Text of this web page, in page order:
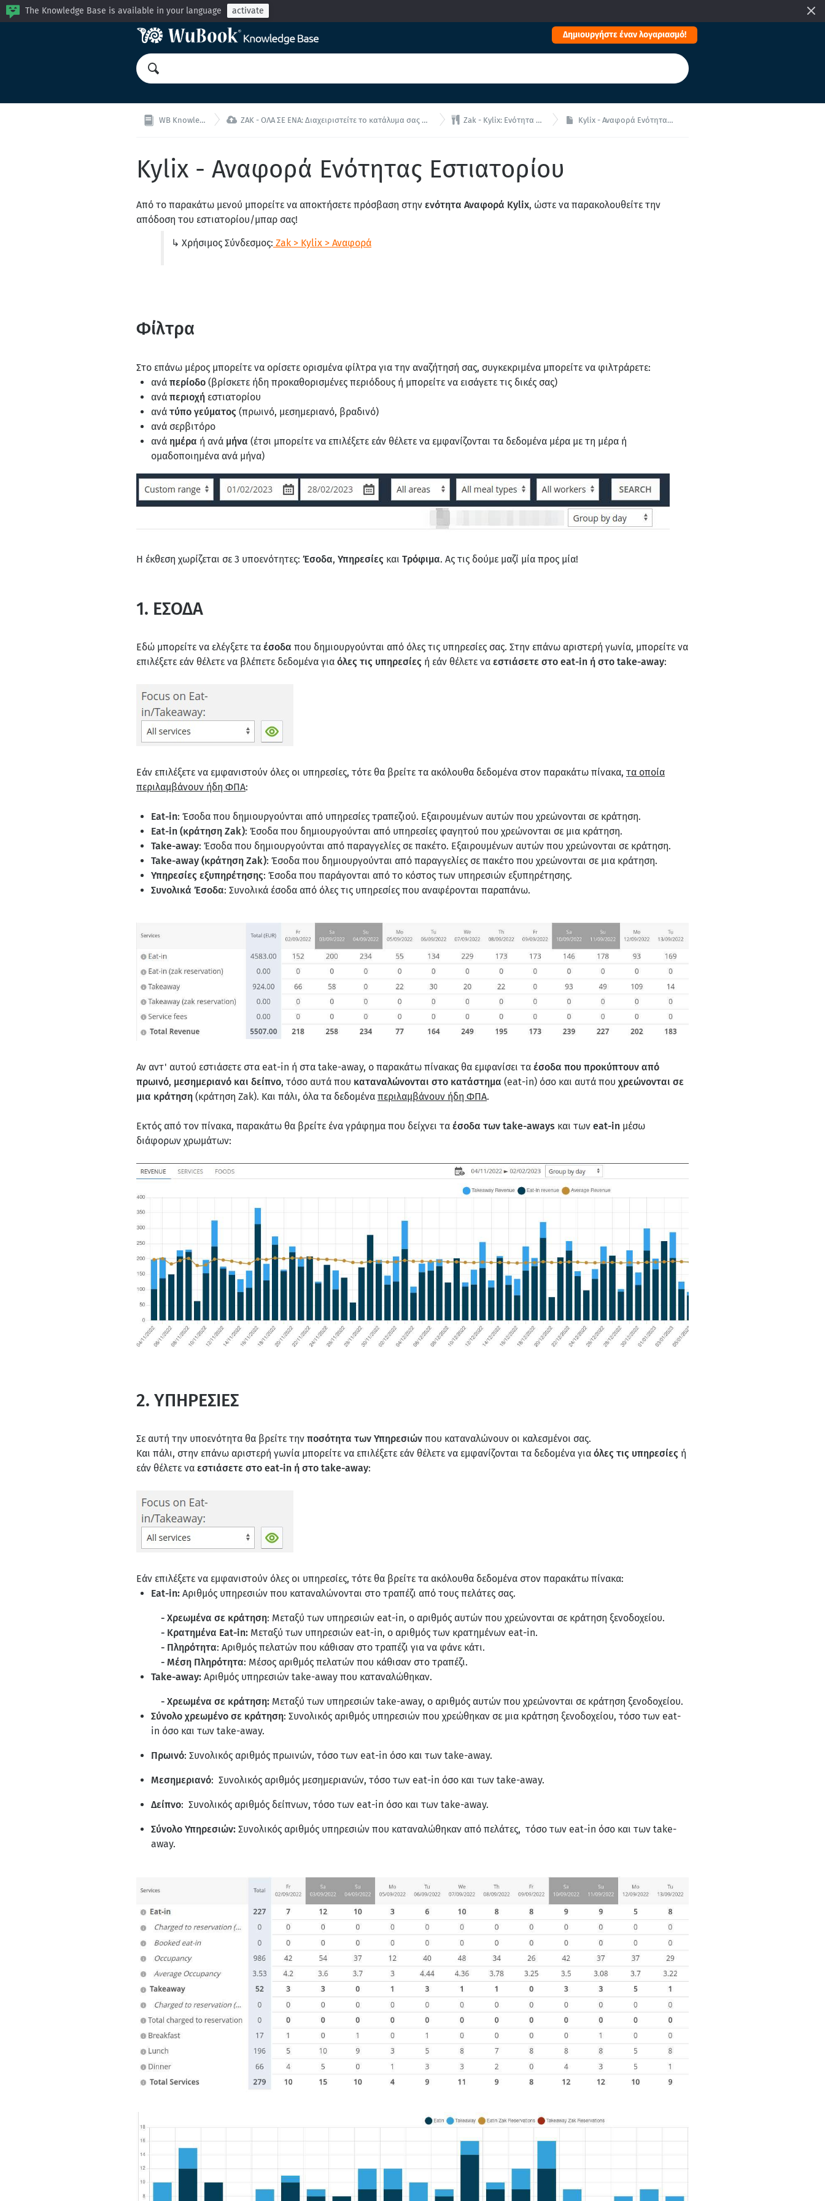
The Knowledge Base is available in your language activate
Δημιουργήστε έναν λογαριασμό!
WB Knowledge Base  ZAK - ΟΛΑ ΣΕ ΕΝΑ: Διαχειριστείτε το κατάλυμα σας από μία ενιαία διεπαφή!  Zak - Kylix: Ενότητα Εστιατορίου Kylix - Αναφορά Ενότητας Εστιατορίου
Kylix - Αναφορά Ενότητας Εστιατορίου
Από το παρακάτω μενού μπορείτε να αποκτήσετε πρόσβαση στην ενότητα Αναφορά Kylix, ώστε να παρακολουθείτε την
απόδοση του εστιατορίου/μπαρ σας!
↳ Χρήσιμος Σύνδεσμος: Zak > Kylix > Αναφορά
Φίλτρα
Στο επάνω μέρος μπορείτε να ορίσετε ορισμένα φίλτρα για την αναζήτησή σας, συγκεκριμένα μπορείτε να φιλτράρετε:
ανά περίοδο (βρίσκετε ήδη προκαθορισμένες περιόδους ή μπορείτε να εισάγετε τις δικές σας)
ανά περιοχή εστιατορίου
ανά τύπο γεύματος (πρωινό, μεσημεριανό, βραδινό)
ανά σερβιτόρο
ανά ημέρα ή ανά μήνα (έτσι μπορείτε να επιλέξετε εάν θέλετε να εμφανίζονται τα δεδομένα μέρα με τη μέρα ή
ομαδοποιημένα ανά μήνα)
Η έκθεση χωρίζεται σε 3 υποενότητες: Έσοδα, Υπηρεσίες και Τρόφιμα. Ας τις δούμε μαζί μία προς μία!
1. ΕΣΟΔΑ
Εδώ μπορείτε να ελέγξετε τα έσοδα που δημιουργούνται από όλες τις υπηρεσίες σας. Στην επάνω αριστερή γωνία, μπορείτε να
επιλέξετε εάν θέλετε να βλέπετε δεδομένα για όλες τις υπηρεσίες ή εάν θέλετε να εστιάσετε στο eat-in ή στο take-away:
Εάν επιλέξετε να εμφανιστούν όλες οι υπηρεσίες, τότε θα βρείτε τα ακόλουθα δεδομένα στον παρακάτω πίνακα, τα οποία
περιλαμβάνουν ήδη ΦΠΑ:
Eat-in: Έσοδα που δημιουργούνται από υπηρεσίες τραπεζιού. Εξαιρουμένων αυτών που χρεώνονται σε κράτηση.
Eat-in (κράτηση Zak): Έσοδα που δημιουργούνται από υπηρεσίες φαγητού που χρεώνονται σε μια κράτηση.
Take-away: Έσοδα που δημιουργούνται από παραγγελίες σε πακέτο. Εξαιρουμένων αυτών που χρεώνονται σε κράτηση.
Take-away (κράτηση Zak): Έσοδα που δημιουργούνται από παραγγελίες σε πακέτο που χρεώνονται σε μια κράτηση.
Υπηρεσίες εξυπηρέτησης: Έσοδα που παράγονται από το κόστος των υπηρεσιών εξυπηρέτησης.
Συνολικά Έσοδα: Συνολικά έσοδα από όλες τις υπηρεσίες που αναφέρονται παραπάνω.
Αν αντ' αυτού εστιάσετε στα eat-in ή στα take-away, ο παρακάτω πίνακας θα εμφανίσει τα έσοδα που προκύπτουν από
πρωινό, μεσημεριανό και δείπνο, τόσο αυτά που καταναλώνονται στο κατάστημα (eat-in) όσο και αυτά που χρεώνονται σε
μια κράτηση (κράτηση Zak). Και πάλι, όλα τα δεδομένα περιλαμβάνουν ήδη ΦΠΑ.
Εκτός από τον πίνακα, παρακάτω θα βρείτε ένα γράφημα που δείχνει τα έσοδα των take-aways και των eat-in μέσω
διάφορων χρωμάτων:
2. ΥΠΗΡΕΣΙΕΣ
Σε αυτή την υποενότητα θα βρείτε την ποσότητα των Υπηρεσιών που καταναλώνουν οι καλεσμένοι σας.
Και πάλι, στην επάνω αριστερή γωνία μπορείτε να επιλέξετε εάν θέλετε να εμφανίζονται τα δεδομένα για όλες τις υπηρεσίες ή
εάν θέλετε να εστιάσετε στο eat-in ή στο take-away:
Εάν επιλέξετε να εμφανιστούν όλες οι υπηρεσίες, τότε θα βρείτε τα ακόλουθα δεδομένα στον παρακάτω πίνακα:
Eat-in: Αριθμός υπηρεσιών που καταναλώνονται στο τραπέζι από τους πελάτες σας.
- Χρεωμένα σε κράτηση: Μεταξύ των υπηρεσιών eat-in, ο αριθμός αυτών που χρεώνονται σε κράτηση ξενοδοχείου.
- Κρατημένα Eat-in: Μεταξύ των υπηρεσιών eat-in, ο αριθμός των κρατημένων eat-in.
- Πληρότητα: Αριθμός πελατών που κάθισαν στο τραπέζι για να φάνε κάτι.
- Μέση Πληρότητα: Μέσος αριθμός πελατών που κάθισαν στο τραπέζι.
Take-away: Αριθμός υπηρεσιών take-away που καταναλώθηκαν.
- Χρεωμένα σε κράτηση: Μεταξύ των υπηρεσιών take-away, ο αριθμός αυτών που χρεώνονται σε κράτηση ξενοδοχείου.
Σύνολο χρεωμένο σε κράτηση: Συνολικός αριθμός υπηρεσιών που χρεώθηκαν σε μια κράτηση ξενοδοχείου, τόσο των eat-
in όσο και των take-away.
Πρωινό: Συνολικός αριθμός πρωινών, τόσο των eat-in όσο και των take-away.
Μεσημεριανό: Συνολικός αριθμός μεσημεριανών, τόσο των eat-in όσο και των take-away.
Δείπνο: Συνολικός αριθμός δείπνων, τόσο των eat-in όσο και των take-away.
Σύνολο Υπηρεσιών: Συνολικός αριθμός υπηρεσιών που καταναλώθηκαν από πελάτες, τόσο των eat-in όσο και των take-
away.